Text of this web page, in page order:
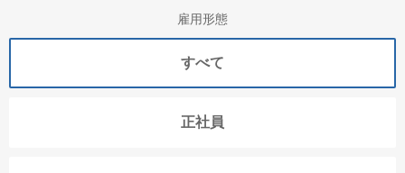
雇用形態
すべて
正社員